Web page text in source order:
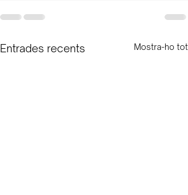
Entrades recents Mostra-ho tot